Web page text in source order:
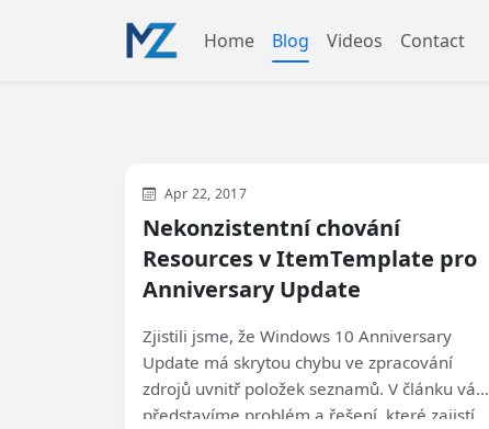
Home Blog Videos Contact
WinUI XAML
Apr 22, 2017
Nekonzistentní chování
Resources v ItemTemplate pro
Anniversary Update
Zjistili jsme, že Windows 10 Anniversary
Update má skrytou chybu ve zpracování
zdrojů uvnitř položek seznamů. V článku vám
představíme problém a řešení, které zajistí,